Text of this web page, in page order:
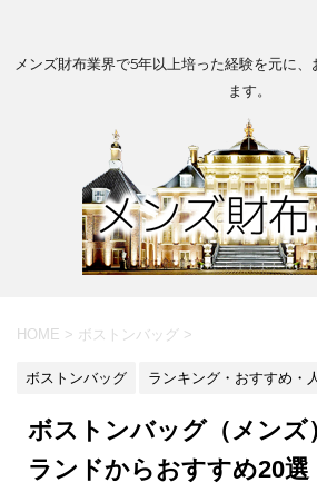
メンズ財布業界で5年以上培った経験を元に
ます。
HOME > ボストンバッグ >
ボストンバッグ ランキング・おすすめ・
ボストンバッグ（メンズ
ランドからおすすめ20選